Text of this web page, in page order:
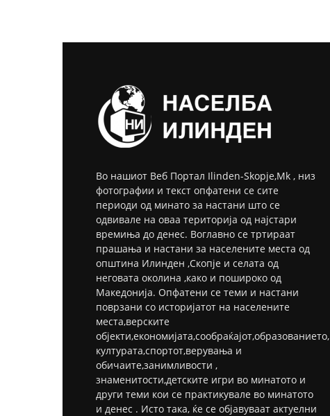
Во нашиот Веб Портал Ilinden-Skopje,Mk , низ
фотографии и текст опфатени се сите
периоди од минато за настани што се
одвивале на оваа територија од најстари
времиња до денес. Воглавно се тртираат
прашања и настани за населените места од
општина Илинден ,Скопје и селата од
неговата околина ,како и пошироко од
Македонија. Опфатени се теми и настани
поврзани со историјатот на населените
места,верските
објекти,економијата,сообраќајот,образованието,
културата,спортот,верувања и
обичаите,занимливости ,
знаменитости,детските игри во минатото и
други теми кои се практикувале во минатото
и денес . Исто така, ќе се објавуваат актуелни